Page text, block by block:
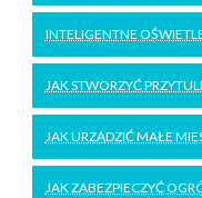
INTELIGENTNE
JAK STWORZYĆ
JAK URZĄDZIĆ MAŁE
JAK ZABEZPIECZYĆ